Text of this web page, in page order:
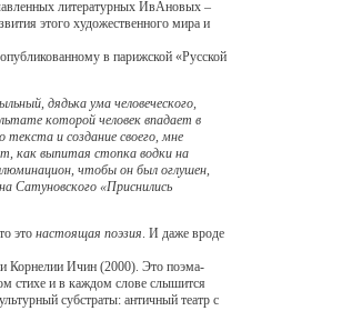
литературных ИвАновых –
этого художественного мира и
в парижской «Русской
дядька ума человеческого,
которой человек впадает в
и создание своего, мне
как выпитая стопка водки на
чтобы он был оглушен,
Сатуновского «Приснились
это настоящая поэзия. И даже вроде
Корнелии Ичин (2000). Это поэма-
стихе и в каждом слове слышится
субстраты: античный театр с